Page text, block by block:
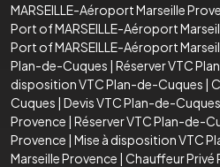
MARSEILLE-Aéroport Marseille
Port of MARSEILLE-Aéroport
Port of MARSEILLE-Aéroport
Plan-de-Cuques | Réserver VTC
disposition VTC Plan-de-Cuques |
Cuques | Devis VTC Plan-de-
Provence | Réserver VTC Plan-de-
Provence | Mise à disposition VTC
Marseille Provence | Chauffeur